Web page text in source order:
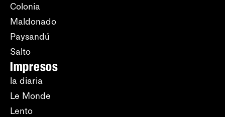
Colonia
Maldonado
Paysandú
Salto
Impresos
la diaria
Le Monde
Lento